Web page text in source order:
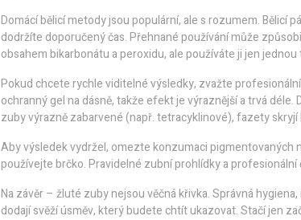
Domácí bělicí metody jsou populární, ale s rozumem. Bělicí
dodržíte doporučený čas. Přehnané používání může
obsahem bikarbonátu a peroxidu, ale používáte ji jen jednou
Pokud chcete rychle viditelné výsledky, zvažte
ochranný gel na dásně, takže efekt je výraznější a trvá
zuby výrazně zabarvené (např. tetracyklinové), fazety
Aby výsledek vydržel, omezte konzumaci pigmentovaných
používejte brčko. Pravidelné zubní prohlídky a
Na závěr – žluté zuby nejsou věčná křivka. Správná
dodají svěží úsměv, který budete chtít ukazovat. Stačí jen